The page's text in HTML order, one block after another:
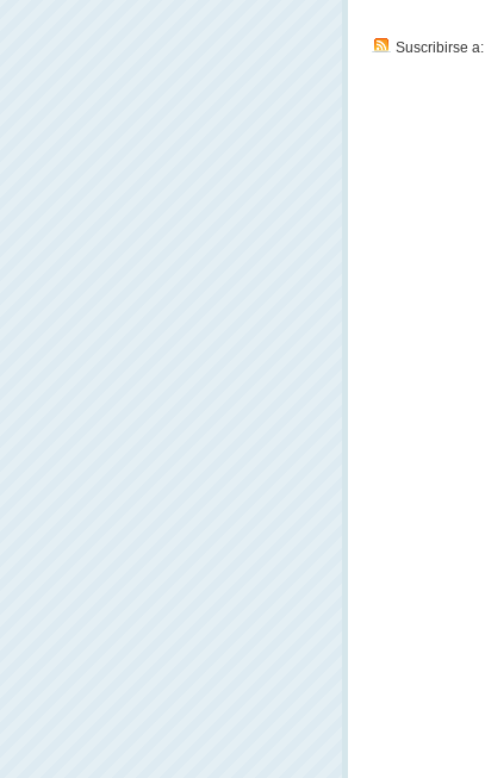
Suscribirse a: